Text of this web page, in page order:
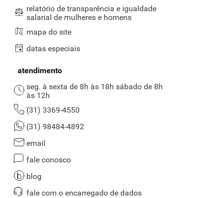
relatório de transparência e igualdade
salarial de mulheres e homens
mapa do site
datas especiais
atendimento
seg. à sexta de 8h às 18h sábado de 8h
às 12h
(31) 3369-4550
(31) 98484-4892
email
fale conosco
blog
fale com o encarregado de dados